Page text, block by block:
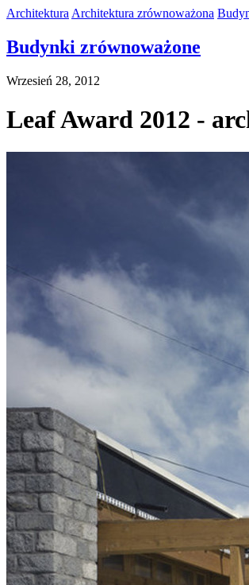
Architektura Architektura zrównoważona
Budynki zrównoważone
Wrzesień 28, 2012
Leaf Award 2012 -